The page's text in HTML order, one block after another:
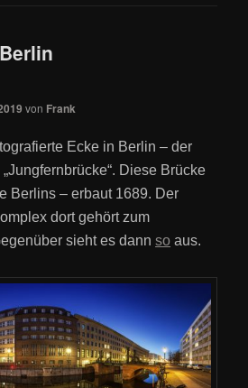
von Frank
Ecke in Berlin – der
Diese Brücke
Berlins – erbaut 1689. Der
dort gehört zum
sieht es dannso aus.